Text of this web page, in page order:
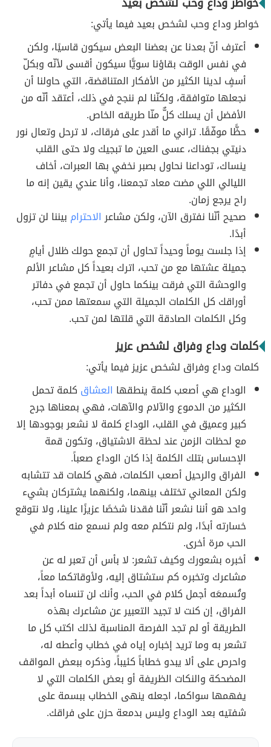
خواطر وداع وحب لشخص بعيد فيما يأتي:
أعترف أنّ بعدنا عن بعضنا البعض سيكون قاسيًا، ولكن
في نفس الوقت بقاؤنا سويًّا سيكون أقسى لأنّه وبكلّ
أسفٍ لدينا الكثير من الأفكار المتناقضة، التي حاولنا أن
نجعلها متوافقة، ولكنّنا لم ننجح في ذلك، أعتقد أنّه من
الأفضل أن يسلك كلٌّ منّا طريقه الخاص.
حظًّا موفّقًا. تراني ما أقدر على فرقاك، لا ترحل وتعال نور
دنيتي بجفناك، عسى العين ما تبجيك ولا حتى القلب
ينساك، توداعنا نحاول بصبر نخفي بها العبرات، أخاف
الليالي اللي مضت معاد تجمعنا، وأنا عندي يقين إنه ما
راح يرجع زمان.
صحيح أنّنا نفترق الآن، ولكن مشاعرالاحترام بيننا لن تزول
أبدًا.
إذا جلست يوماً وحيداً تحاول أن تجمع حولك ظلال أيامٍ
جميلة عشتها مع من تحب، اترك بعيداً كل مشاعر الألم
والوحشة التي فرقت بينكما حاول أن تجمع في دفاتر
أوراقك كل الكلمات الجميلة التي سمعتها ممن تحب،
وكل الكلمات الصادقة التي قلتها لمن تحب.
كلمات وداع وفراق لشخص عزيز
كلمات وداع وفراق لشخص عزيز فيما يأتي:
الوداع هي أصعب كلمة ينطقها العشاق كلمة تحمل
الكثير من الدموع والآلام والآهات، فهي بمعناها جرح
كبير وعميق في القلب، الوداع كلمة لا نشعر بوجودها إلا
مع لحظات الزمن عند لحظة الاشتياق، وتكون قمة
الإحساس بتلك الكلمة إذا كان الوداع صعباً.
الفراق والرحيل أصعب الكلمات، فهي كلمات قد تتشابه
ولكن المعاني تختلف بينهما، ولكنهما يشتركان بشيء
واحد هو أننا نشعر أنّنا فقدنا شخصًا عزيزًا علينا، ولا نتوقع
خسارته أبدًا، ولم نتكلم معه ولم نسمع منه كلام في
الحب مرة أخرى.
أخبره بشعورك وكيف تشعر: لا بأس أن تعبر له عن
مشاعرك وتخبره كم ستشتاق إليه، ولأوقاتكما معاً،
وتُسمعَه أجمل كلام في الحب، وأنك لن تنساه أبداً بعد
الفراق، إن كنت لا تجيد التعبير عن مشاعرك بهذه
الطريقة أو لم تجد الفرصة المناسبة لذلك اكتب كل ما
تشعر به وما تريد إخباره إياه في خطاب وأعطه له،
واحرص على ألا يبدو خطاباً كئيباً، وذكره ببعض المواقف
المضحكة والنكات الظريفة أو بعض الكلمات التي لا
يفهمها سواكما، اجعله ينهى الخطاب ببسمة على
شفتيه بعد الوداع وليس بدمعة حزن على فراقك.